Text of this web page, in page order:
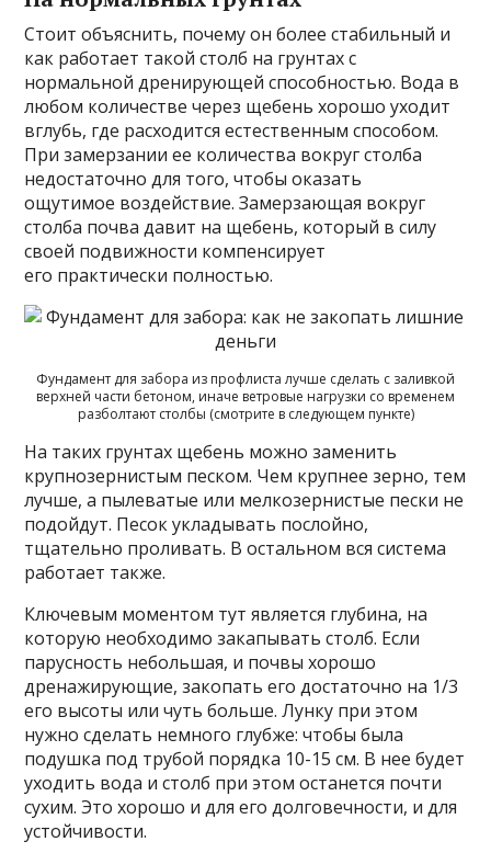
Стоит объяснить, почему он более стабильный и
как работает такой столб на грунтах с
нормальной дренирующей способностью. Вода в
любом количестве через щебень хорошо уходит
вглубь, где расходится естественным способом.
При замерзании ее количества вокруг столба
недостаточно для того, чтобы оказать
ощутимое воздействие. Замерзающая вокруг
столба почва давит на щебень, который в силу
своей подвижности компенсирует
его практически полностью.
Фундамент для забора из профлиста лучше сделать с заливкой
верхней части бетоном, иначе ветровые нагрузки со временем
разболтают столбы (смотрите в следующем пункте)
На таких грунтах щебень можно заменить
крупнозернистым песком. Чем крупнее зерно, тем
лучше, а пылеватые или мелкозернистые пески не
подойдут. Песок укладывать послойно,
тщательно проливать. В остальном вся система
работает также.
Ключевым моментом тут является глубина, на
которую необходимо закапывать столб. Если
парусность небольшая, и почвы хорошо
дренажирующие, закопать его достаточно на 1/3
его высоты или чуть больше. Лунку при этом
нужно сделать немного глубже: чтобы была
подушка под трубой порядка 10-15 см. В нее будет
уходить вода и столб при этом останется почти
сухим. Это хорошо и для его долговечности, и для
устойчивости.